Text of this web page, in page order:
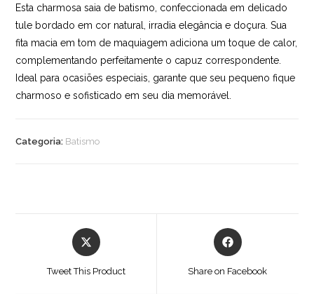
Esta charmosa saia de batismo, confeccionada em delicado
tule bordado em cor natural, irradia elegância e doçura. Sua
fita macia em tom de maquiagem adiciona um toque de calor,
complementando perfeitamente o capuz correspondente.
Ideal para ocasiões especiais, garante que seu pequeno fique
charmoso e sofisticado em seu dia memorável.
Categoria: Batismo
Opens
in
new
Tweet This Product
Opens
in
new
Share on Facebook